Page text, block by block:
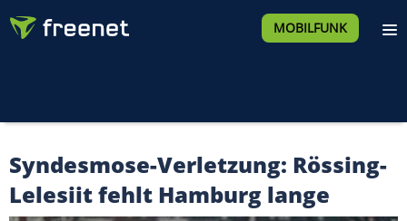
MOBILFUNK
Syndesmose-Verletzung: Rössing-
Lelesiit fehlt Hamburg lange